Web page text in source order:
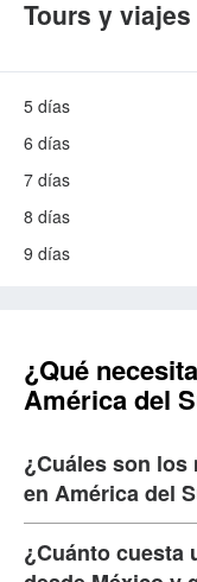
Tours y
5 días
6 días
7 días
8 días
9 días
¿Qué
América del
¿Cuáles son
en América del
¿Cuánto cuesta